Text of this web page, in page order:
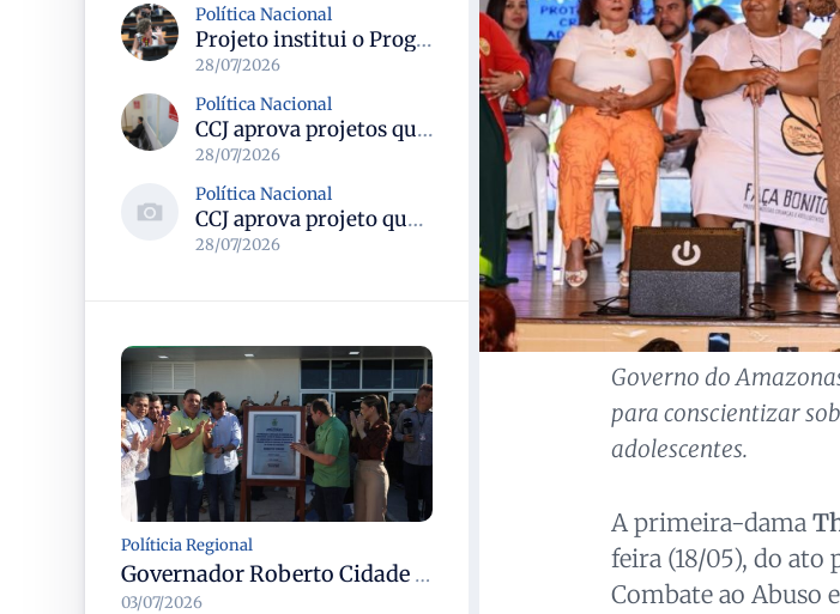
Política Nacional
Projeto institui o Programa Nacional de Apoio ao Aleitamento Humano em Emergências (Prame) na Câmara dos Deputados
28/07/2026
Política Nacional
CCJ aprova projetos que criam datas comemorativas e reconhecem Uberlândia como capital do paradesporto
28/07/2026
Política Nacional
CCJ aprova projeto que reconhece soldadinho-do-araripe como ave-símbolo da Chapada do Araripe
28/07/2026
Políticia Regional
Governador Roberto Cidade entrega readequação do ambulatório da FCecon e amplia capacidade de atendimento oncológico em Manaus
03/07/2026
Governo do
para conscientizar
adolescentes.
A primeira-dama
feira (18/05), do ato
Combate ao Abuso